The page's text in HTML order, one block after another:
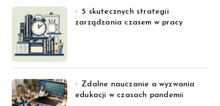
5 skutecznych strategii
zarządzania czasem w pracy
Zdalne nauczanie a wyzwania
edukacji w czasach pandemii